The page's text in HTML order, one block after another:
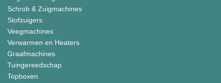
Schrob & Zuigmachines
Stofzuigers
Veegmachines
Verwarmen en Heaters
Graafmachines
Tuingereedschap
Topboxen